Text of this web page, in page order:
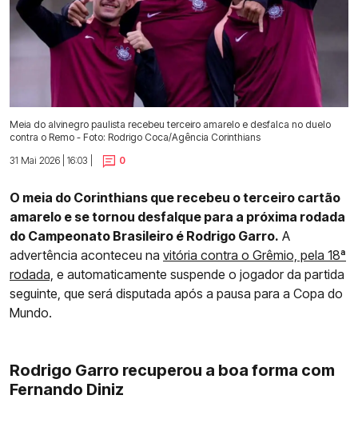
Meia do alvinegro paulista recebeu terceiro amarelo e desfalca no duelo
contra o Remo - Foto: Rodrigo Coca/Agência Corinthians
31 Mai 2026 | 16:03 |
0
O meia do Corinthians que recebeu o terceiro cartão
amarelo e se tornou desfalque para a próxima rodada
do Campeonato Brasileiro é Rodrigo Garro. A
advertência aconteceu na vitória contra o Grêmio, pela 18ª
rodada, e automaticamente suspende o jogador da partida
seguinte, que será disputada após a pausa para a Copa do
Mundo.
Rodrigo Garro recuperou a boa forma com
Fernando Diniz